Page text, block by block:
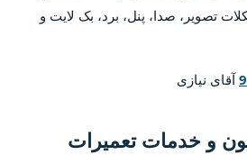
تصویر، صدا، پنل، برد، بک لایت و
آقای نیازی
و خدمات تعمیرات